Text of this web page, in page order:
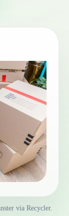
via Recycler.